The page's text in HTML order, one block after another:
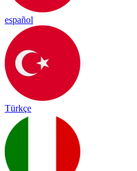
español
Türkçe